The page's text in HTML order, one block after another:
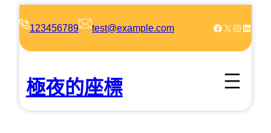
123456789 test@example.com Facebook X Instagram LinkedIn
極夜的座標